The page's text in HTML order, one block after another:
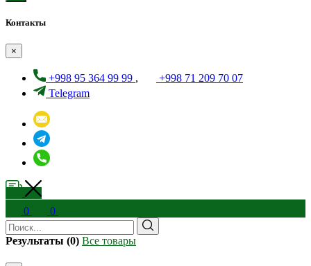
Контакты
×
+998 95 364 99 99 ,
+998 71 209 70 07
Telegram
0 0
Результаты (0) Все товары